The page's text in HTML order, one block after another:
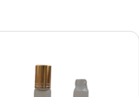
מספר
סוגים.
ניתן